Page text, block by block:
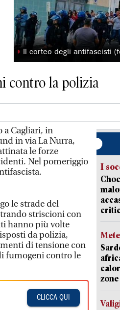
◗ Il corteo degli antifascisti
contro la polizia
a Cagliari, in
in via La Nurra,
le forze
Nel pomeriggio
le strade del
striscioni con
hanno più volte
da polizia,
di tensione con
fumogeni contro le
CLICCA QUI
I